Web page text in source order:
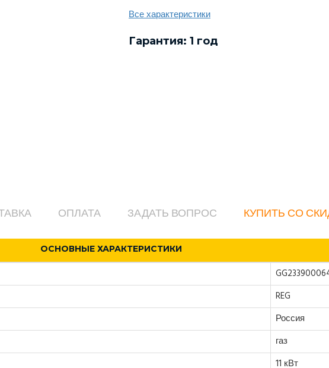
Все характеристики
Гарантия: 1 год
ОПЛАТА ЗАДАТЬ ВОПРОС КУПИТЬ СО
ОСНОВНЫЕ ХАРАКТЕРИСТИКИ
REG
Россия
газ
11 кВт